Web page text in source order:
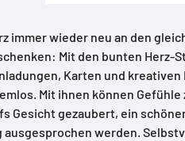
immer wieder neu an den
Mit den bunten Herz-
Karten und
Mit ihnen können
Gesicht gezaubert, ein
ausgesprochen werden.